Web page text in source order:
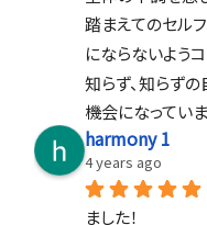
踏まえてのセル
にならないよう
知らず、知らず
機会になっていま
harmony 1
4 years ago
ました！